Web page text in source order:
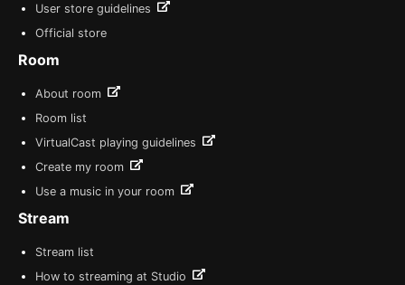
User store guidelines
Official store
Room
About room
Room list
VirtualCast playing guidelines
Create my room
Use a music in your room
Stream
Stream list
How to streaming at Studio